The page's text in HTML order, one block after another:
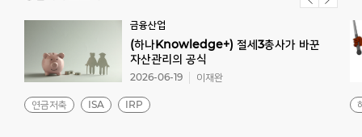
금융산업
(하나Knowledge+) 절세3총사가 바꾼
자산관리의 공식
연금저축 ISA IRP
2026-06-19 이재완